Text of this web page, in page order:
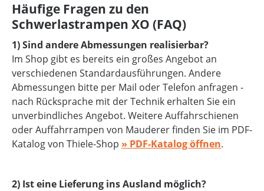
Häufige Fragen zu den
Schwerlastrampen XO (FAQ)
1) Sind andere Abmessungen realisierbar?
Im Shop gibt es bereits ein großes Angebot an
verschiedenen Standardausführungen. Andere
Abmessungen bitte per Mail oder Telefon anfragen -
nach Rücksprache mit der Technik erhalten Sie ein
unverbindliches Angebot. Weitere Auffahrschienen
oder Auffahrrampen von Mauderer finden Sie im PDF-
Katalog von Thiele-Shop » PDF-Katalog öffnen.
2) Ist eine Lieferung ins Ausland möglich?